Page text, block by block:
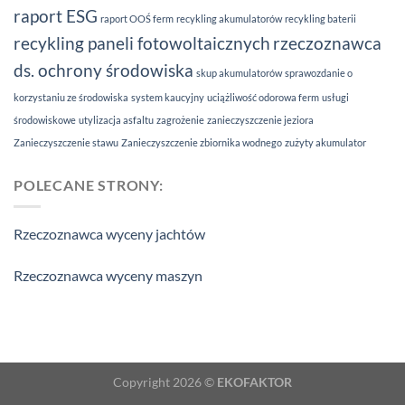
raport ESG raport OOŚ ferm recykling akumulatorów recykling baterii
recykling paneli fotowoltaicznych rzeczoznawca
ds. ochrony środowiska skup akumulatorów sprawozdanie o
korzystaniu ze środowiska system kaucyjny uciążliwość odorowa ferm usługi
środowiskowe utylizacja asfaltu zagrożenie zanieczyszczenie jeziora
Zanieczyszczenie stawu Zanieczyszczenie zbiornika wodnego zużyty akumulator
POLECANE STRONY:
Rzeczoznawca wyceny jachtów
Rzeczoznawca wyceny maszyn
Copyright 2026 © EKOFAKTOR